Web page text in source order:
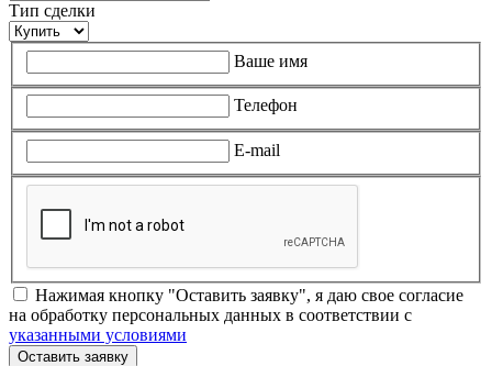
Тип сделки
Ваше имя
Телефон
E-mail
Нажимая кнопку "Оставить заявку", я даю свое согласие
на обработку персональных данных в соответствии с
указанными условиями
Оставить заявку